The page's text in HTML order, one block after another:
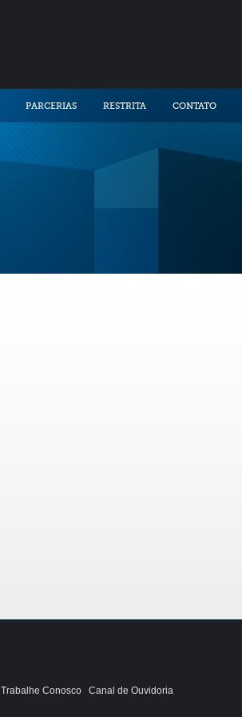
PARCERIAS RESTRITA CONTATO
Trabalhe Conosco Canal de Ouvidoria